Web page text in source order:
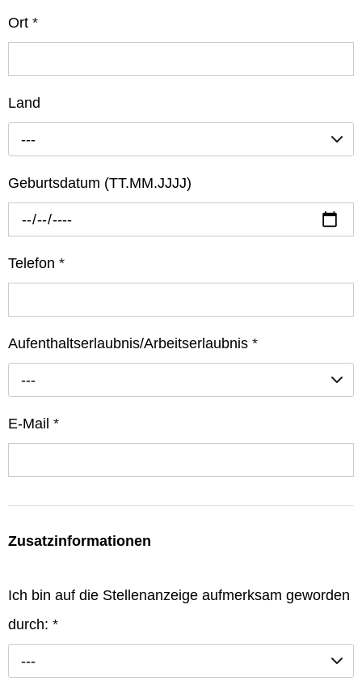
Ort *
Land
---
Geburtsdatum (TT.MM.JJJJ)
Telefon *
Aufenthaltserlaubnis/Arbeitserlaubnis *
---
E-Mail *
Zusatzinformationen
Ich bin auf die Stellenanzeige aufmerksam geworden
durch: *
---